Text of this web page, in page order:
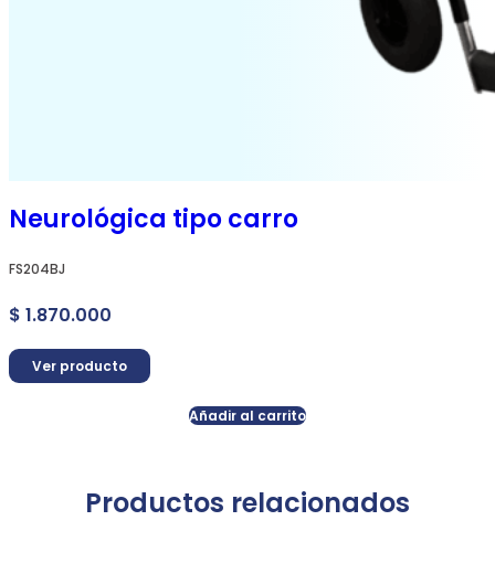
Neurológica tipo carro
FS204BJ
$ 1.870.000
Ver producto
Añadir al carrito
Productos relacionados